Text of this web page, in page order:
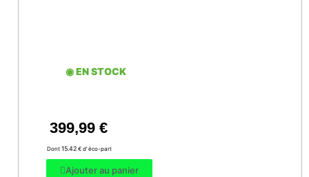
◉ EN STOCK
399,99 €
Dont 15.42 € d’ éco-part
Ajouter au panier